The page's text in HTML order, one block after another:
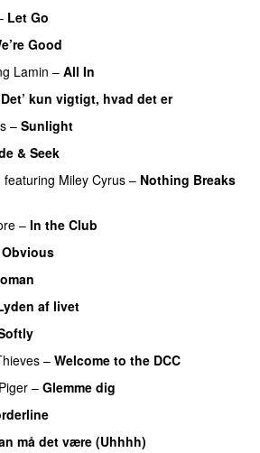
Let Go
Good
Lamin – All In
Det’ kun vigtigt, hvad det er
– Sunlight
& Seek
featuring Miley Cyrus – Nothing Breaks
– In the Club
Obvious
af livet
– Welcome to the DCC
– Glemme dig
må det være (Uhhhh)